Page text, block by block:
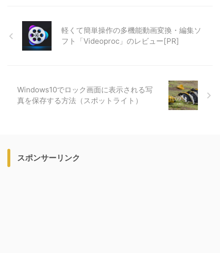
軽くて簡単操作の多機能動画変換・編集ソ
フト「Videoproc」のレビュー[PR]
Windows10でロック画面に表示される写
真を保存する方法（スポットライト）
スポンサーリンク